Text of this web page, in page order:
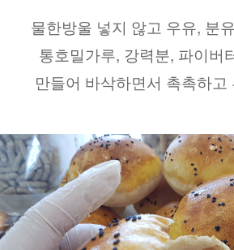
물한방울 넣지 않고 우유, 분
통호밀가루, 강력분, 파이버
만들어 바삭하면서 촉촉하고